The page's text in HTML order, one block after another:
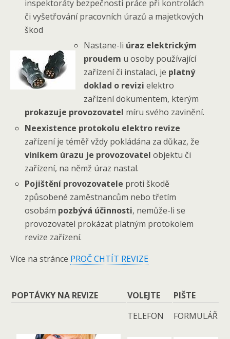
inspektoráty bezpečnosti práce při kontrolách
či vyšetřování pracovních úrazů a majetkových
škod
Nastane-li úraz elektrickým
proudem u osoby používající
zařízení či instalaci, je platný
doklad o revizi elektro
zařízení dokumentem, kterým
prokazuje provozovatel míru svého zavinění.
Neexistence protokolu elektro revize
zařízení je téměř vždy pokládána za důkaz, že
viníkem úrazu je provozovatel objektu či
zařízení, na němž úraz nastal.
Pojištění provozovatele proti škodě
způsobené zaměstnancům nebo třetím
osobám pozbývá účinnosti, nemůže-li se
provozovatel prokázat platným protokolem
revize zařízení.
Více na stránce PROČ CHTÍT REVIZE
POPTÁVKY NA REVIZE VOLEJTE
PIŠTE
TELEFON
FORMULÁŘ